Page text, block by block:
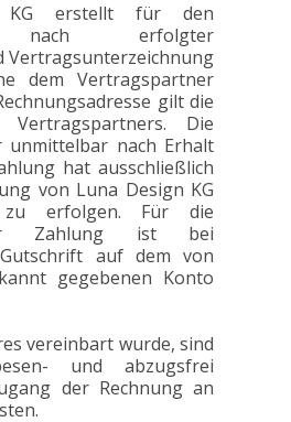
KG erstellt für den
nach erfolgter
dem Vertragspartner
gilt die
Vertragspartners. Die
unmittelbar nach Erhalt
hat ausschließlich
von Luna Design KG
erfolgen. Für die
Zahlung ist bei
auf dem von
gegebenen Konto
vereinbart wurde, sind
und abzugsfrei
der Rechnung an